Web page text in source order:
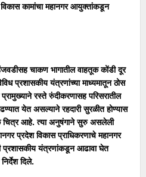
कामांचा महानगर आयुक्तांकडून
चाकण भागातील वाहतूक कोंडी दूर
प्रशासकीय यंत्रणांच्या माध्यमातून ठोस
रस्ते रुंदीकरणासह परिसरातील
येत असल्याने रहदारी सुरळीत होण्यास
चित्र आहे. त्या अनुषंगाने सुरु असलेली
प्रदेश विकास प्राधिकरणाचे महानगर
प्रशासकीय यंत्रणांकडून आढावा घेत
दिले.